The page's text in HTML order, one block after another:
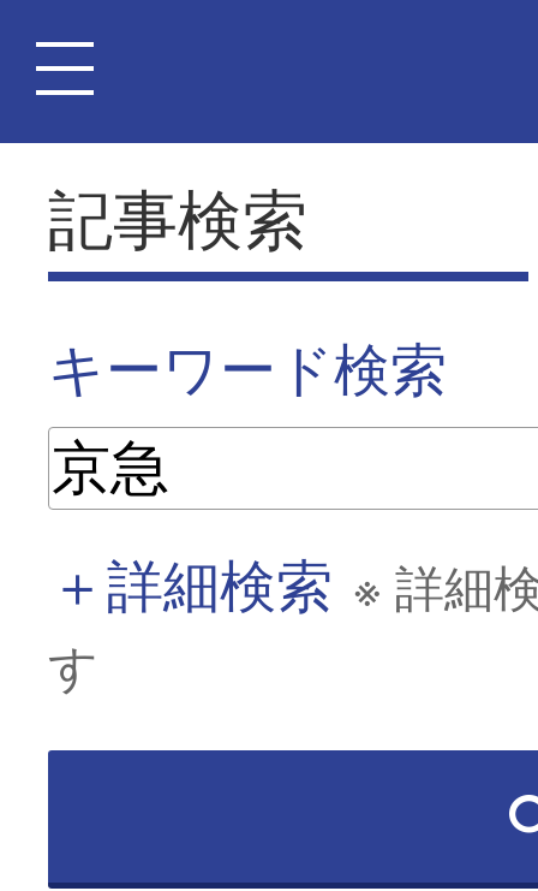
記事検索
キーワード検索
＋詳細検索 ※ 詳細
す